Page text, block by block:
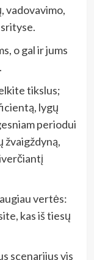
vadovavimo,
o gal ir jums
tikslus;
lygų
periodui
vertės:
kas iš tiesų
scenarijus vis